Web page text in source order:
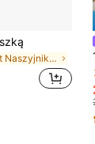
w List Naszyjniki damskie